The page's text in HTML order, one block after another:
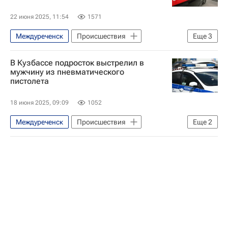
22 июня 2025, 11:54 1571
Еще3
Междуреченск
Происшествия
Россия
Кемеровская область
Следственный комитет России (СК РФ)
В Кузбассе подросток выстрелил в
мужчину из пневматического
пистолета
18 июня 2025, 09:09 1052
Еще2
Междуреченск
Происшествия
Россия
Кемеровская область